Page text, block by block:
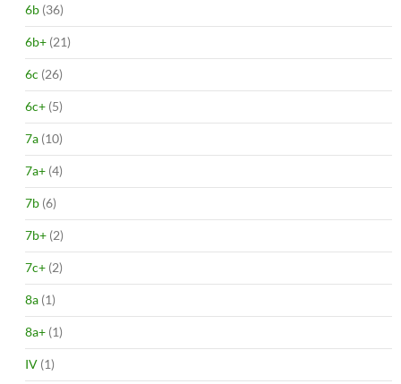
6b (36)
6b+ (21)
6c (26)
6c+ (5)
7a (10)
7a+ (4)
7b (6)
7b+ (2)
7c+ (2)
8a (1)
8a+ (1)
IV (1)